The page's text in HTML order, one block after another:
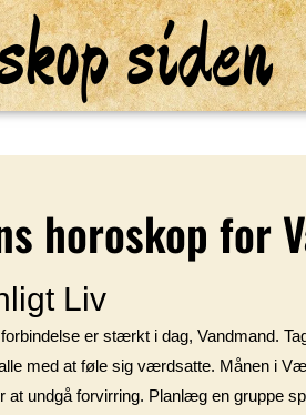
siden
horoskop for
Liv
er stærkt i dag, Vandmand.
med at føle sig værdsatte. Månen i
at undgå forvirring. Planlæg en gruppe